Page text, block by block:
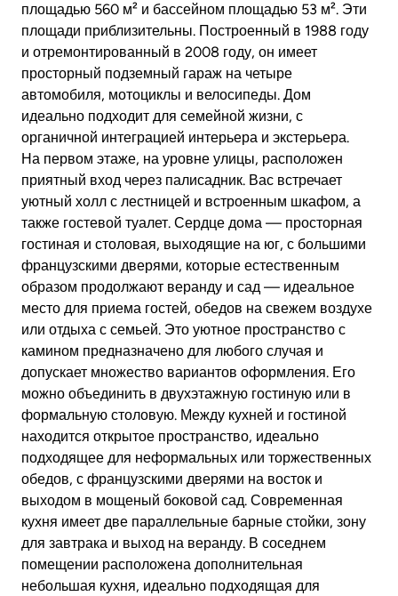
площадью 560 м² и бассейном площадью 53 м². Эти
площади приблизительны. Построенный в 1988 году
и отремонтированный в 2008 году, он имеет
просторный подземный гараж на четыре
автомобиля, мотоциклы и велосипеды. Дом
идеально подходит для семейной жизни, с
органичной интеграцией интерьера и экстерьера.
На первом этаже, на уровне улицы, расположен
приятный вход через палисадник. Вас встречает
уютный холл с лестницей и встроенным шкафом, а
также гостевой туалет. Сердце дома — просторная
гостиная и столовая, выходящие на юг, с большими
французскими дверями, которые естественным
образом продолжают веранду и сад — идеальное
место для приема гостей, обедов на свежем воздухе
или отдыха с семьей. Это уютное пространство с
камином предназначено для любого случая и
допускает множество вариантов оформления. Его
можно объединить в двухэтажную гостиную или в
формальную столовую. Между кухней и гостиной
находится открытое пространство, идеально
подходящее для неформальных или торжественных
обедов, с французскими дверями на восток и
выходом в мощеный боковой сад. Современная
кухня имеет две параллельные барные стойки, зону
для завтрака и выход на веранду. В соседнем
помещении расположена дополнительная
небольшая кухня, идеально подходящая для